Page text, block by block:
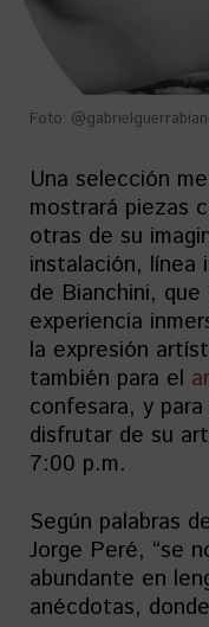
Foto:
Una selección
mostrará piezas
otras de su
instalación, línea
de Bianchini,
experiencia
la expresión
también para el
confesara, y
disfrutar de su
7:00 p.m.
Según palabras
Jorge Peré, “se
abundante en
anécdotas,